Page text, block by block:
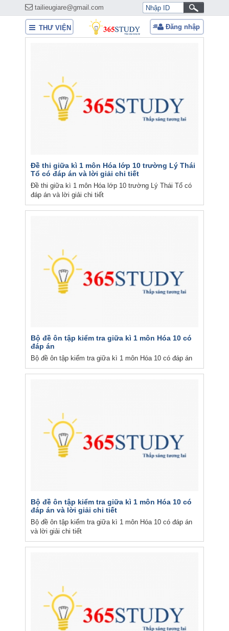
tailieugiare@gmail.com
THƯ VIỆN Đăng nhập
Đề thi giữa kì 1 môn Hóa lớp 10 trường Lý Thái
Tổ có đáp án và lời giải chi tiết
Đề thi giữa kì 1 môn Hóa lớp 10 trường Lý Thái Tổ có
đáp án và lời giải chi tiết
Bộ đề ôn tập kiểm tra giữa kì 1 môn Hóa 10 có
đáp án
Bộ đề ôn tập kiểm tra giữa kì 1 môn Hóa 10 có đáp án
Bộ đề ôn tập kiểm tra giữa kì 1 môn Hóa 10 có
đáp án và lời giải chi tiết
Bộ đề ôn tập kiểm tra giữa kì 1 môn Hóa 10 có đáp án
và lời giải chi tiết